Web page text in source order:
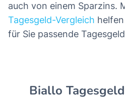
auch von einem Sparzins.
Tagesgeld-Vergleich
für Sie passende
Biallo